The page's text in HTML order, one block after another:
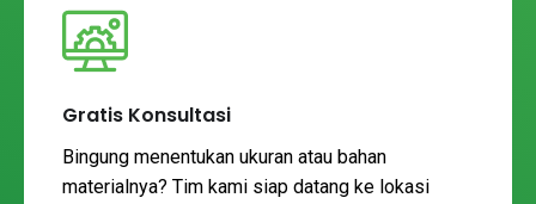
Gratis Konsultasi
Bingung menentukan ukuran atau bahan
materialnya? Tim kami siap datang ke lokasi